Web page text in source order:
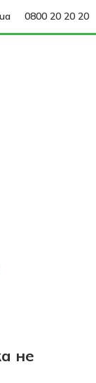
0800 20 20 20
не